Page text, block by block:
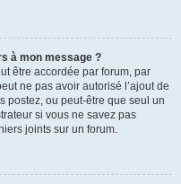
à mon message ?
être accordée par forum, par
ne pas avoir autorisé l’ajout de
postez, ou peut-être que seul un
si vous ne savez pas
joints sur un forum.